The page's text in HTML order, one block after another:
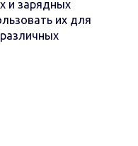
и зарядных
их для